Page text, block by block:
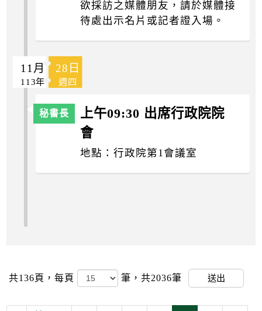
欲採訪之媒體朋友，請於媒體接
待處出示名片或記者證入場。
11月 28日
113年 週四
上午09:30 出席行政院院
會
地點：行政院第1會議室
共136頁， 每頁 筆，共2036筆 送出